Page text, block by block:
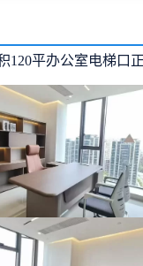
120平办公室电梯口